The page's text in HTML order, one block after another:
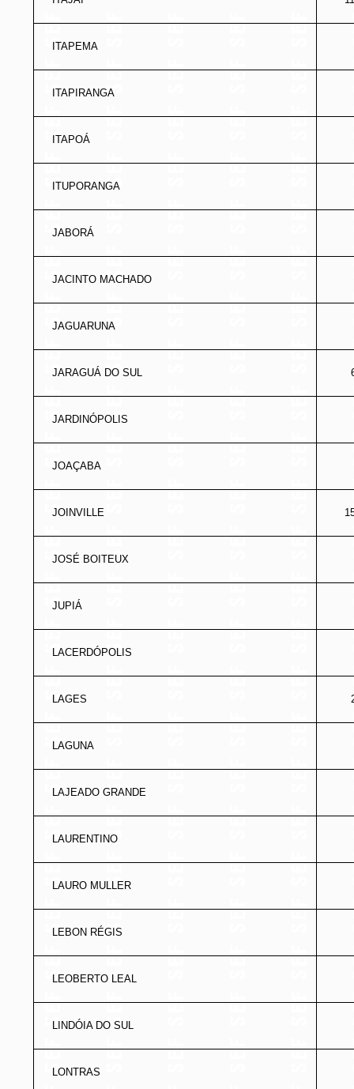
ITAPEMA
ITAPIRANGA
ITAPOÁ
ITUPORANGA
JABORÁ
JACINTO MACHADO
JAGUARUNA
JARAGUÁ DO SUL
JARDINÓPOLIS
JOAÇABA
JOINVILLE
JOSÉ BOITEUX
JUPIÁ
LACERDÓPOLIS
LAGES
LAGUNA
LAJEADO GRANDE
LAURENTINO
LAURO MULLER
LEBON RÉGIS
LEOBERTO LEAL
LINDÓIA DO SUL
LONTRAS